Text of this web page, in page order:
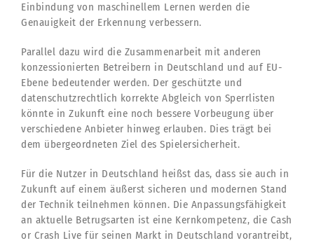
Einbindung von maschinellem Lernen werden die
Genauigkeit der Erkennung verbessern.
Parallel dazu wird die Zusammenarbeit mit anderen
konzessionierten Betreibern in Deutschland und auf EU-
Ebene bedeutender werden. Der geschützte und
datenschutzrechtlich korrekte Abgleich von Sperrlisten
könnte in Zukunft eine noch bessere Vorbeugung über
verschiedene Anbieter hinweg erlauben. Dies trägt bei
dem übergeordneten Ziel des Spielersicherheit.
Für die Nutzer in Deutschland heißst das, dass sie auch in
Zukunft auf einem äußerst sicheren und modernen Stand
der Technik teilnehmen können. Die Anpassungsfähigkeit
an aktuelle Betrugsarten ist eine Kernkompetenz, die Cash
or Crash Live für seinen Markt in Deutschland vorantreibt,